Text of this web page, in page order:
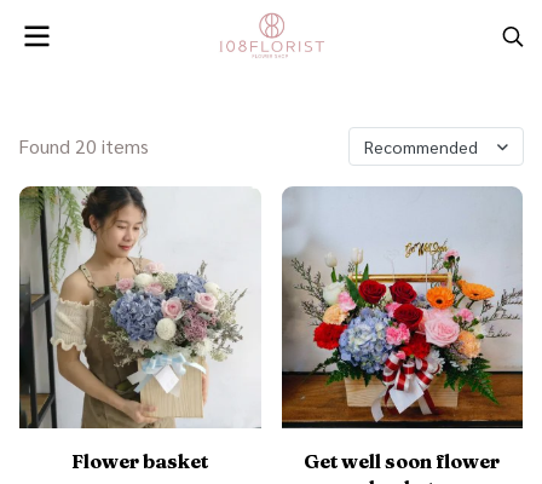
Found 20 items Recommended
Flower basket
Get well soon flower